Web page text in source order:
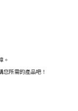
。
所需的產品吧！